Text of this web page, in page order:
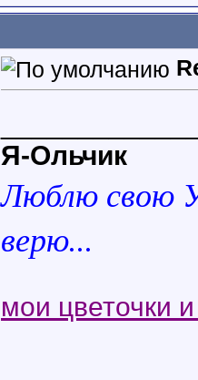
Я-Ольчик
Люблю свою
верю...
мои цветочки